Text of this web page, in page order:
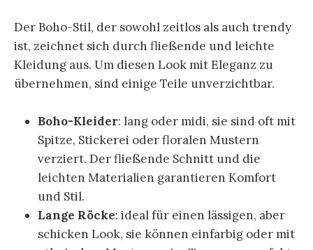
Der Boho-Stil, der sowohl zeitlos als auch trendy
ist, zeichnet sich durch fließende und leichte
Kleidung aus. Um diesen Look mit Eleganz zu
übernehmen, sind einige Teile unverzichtbar.
Boho-Kleider: lang oder midi, sie sind oft mit
Spitze, Stickerei oder floralen Mustern
verziert. Der fließende Schnitt und die
leichten Materialien garantieren Komfort
und Stil.
Lange Röcke: ideal für einen lässigen, aber
schicken Look, sie können einfarbig oder mit